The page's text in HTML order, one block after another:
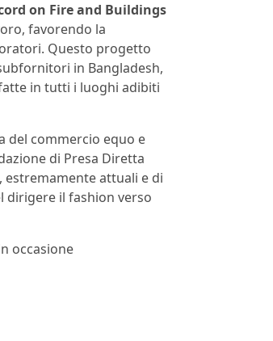
on Fire and Buildings
favorendo la
Questo progetto
in Bangladesh,
in tutti i luoghi adibiti
del commercio equo e
di Presa Diretta
estremamente attuali e di
dirigere il fashion verso
occasione